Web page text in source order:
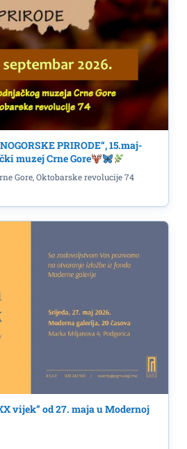
PRIRODE“, 15.maj-
muzej Crne Gore
Gore, Oktobarske revolucije 74
vijek” od 27. maja u Modernoj